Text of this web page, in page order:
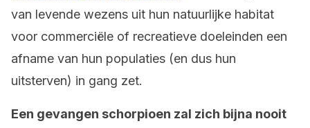
van levende wezens uit hun natuurlijke habitat
voor commerciële of recreatieve doeleinden een
afname van hun populaties (en dus hun
uitsterven) in gang zet.
Een gevangen schorpioen zal zich bijna nooit